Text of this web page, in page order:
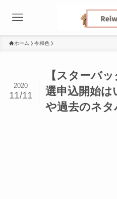
ホーム 令和色
【スターバ
選申込開始は
や過去のネタ
2020
11/11